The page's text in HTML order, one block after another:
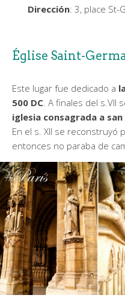
Dirección: 3, place St-
Église Saint-
Este lugar fue dedicado a
500 DC. A finales del s.VII
iglesia consagrada a
En el s. XII se reconstruyó
entonces no paraba de